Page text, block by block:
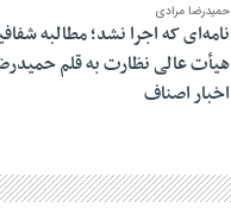
حمیدرضا مرادی
نامه‌ای که اجرا نشد؛ مطالبه
هیأت عالی نظارت به قلم
اخبار اصناف